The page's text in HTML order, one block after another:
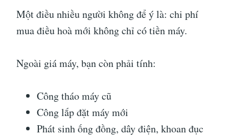
Một điều nhiều người không để ý là: chi phí
mua điều hoà mới không chỉ có tiền máy.
Ngoài giá máy, bạn còn phải tính:
Công tháo máy cũ
Công lắp đặt máy mới
Phát sinh ống đồng, dây điện, khoan đục